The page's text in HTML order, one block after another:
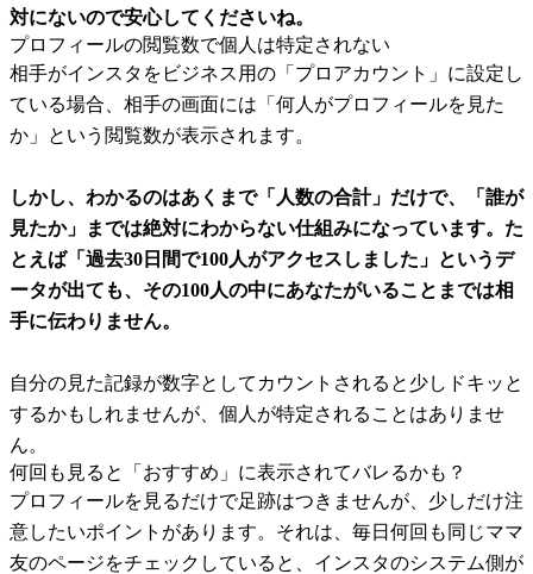
対にないので安心してくださいね。
プロフィールの閲覧数で個人は特定されない
相手がインスタをビジネス用の「プロアカウント」に設定し
ている場合、相手の画面には「何人がプロフィールを見た
か」という閲覧数が表示されます。
しかし、わかるのはあくまで「人数の合計」だけで、「誰が
見たか」までは絶対にわからない仕組みになっています。た
とえば「過去30日間で100人がアクセスしました」というデ
ータが出ても、その100人の中にあなたがいることまでは相
手に伝わりません。
自分の見た記録が数字としてカウントされると少しドキッと
するかもしれませんが、個人が特定されることはありませ
ん。
何回も見ると「おすすめ」に表示されてバレるかも？
プロフィールを見るだけで足跡はつきませんが、少しだけ注
意したいポイントがあります。それは、毎日何回も同じママ
友のページをチェックしていると、インスタのシステム側が